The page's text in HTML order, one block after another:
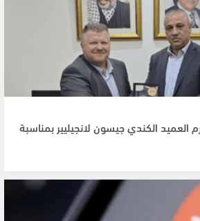
العميد الكندي جيسون لانجيليير بمناسبة